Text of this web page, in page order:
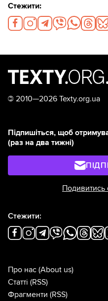
Стежити:
© 2010—2026 Texty.org.ua
Підпишіться, щоб
(раз на два тижні)
Подивитись
Стежити:
Про нас (About us)
Статті (RSS)
Фрагменти (RSS)